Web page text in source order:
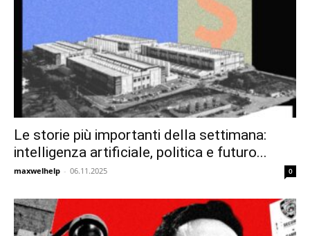
Le storie più importanti della settimana:
intelligenza artificiale, politica e futuro...
maxwelhelp - 06.11.2025 0